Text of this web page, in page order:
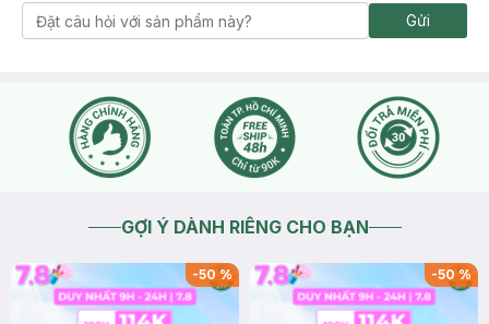
Gửi
GỢI Ý DÀNH RIÊNG CHO BẠN
-50% -50%